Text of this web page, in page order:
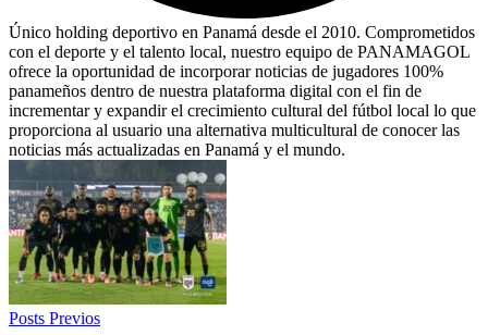
Único holding deportivo en Panamá desde el 2010. Comprometidos
con el deporte y el talento local, nuestro equipo de PANAMAGOL
ofrece la oportunidad de incorporar noticias de jugadores 100%
panameños dentro de nuestra plataforma digital con el fin de
incrementar y expandir el crecimiento cultural del fútbol local lo que
proporciona al usuario una alternativa multicultural de conocer las
noticias más actualizadas en Panamá y el mundo.
Posts Previos